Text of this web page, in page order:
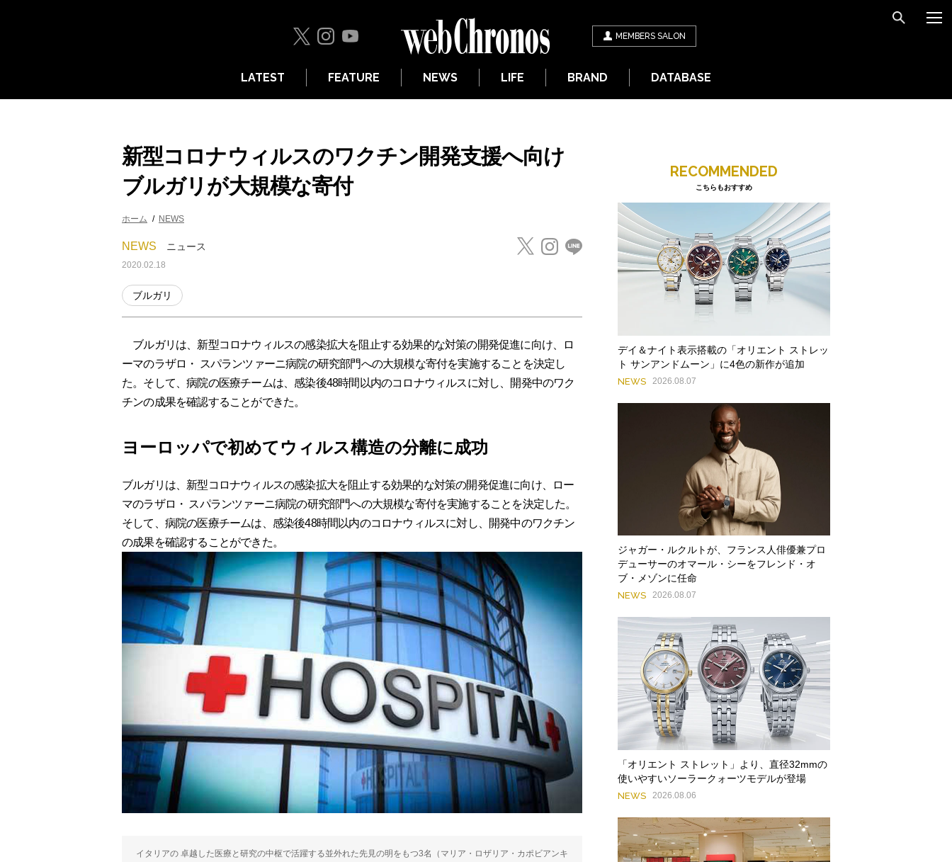
MEMBERS SALON
LATEST FEATURE NEWS LIFE BRAND DATABASE
新型コロナウィルスのワクチン開発支援へ向け
ブルガリが大規模な寄付
ホーム NEWS
NEWS ニュース
2020.02.18
ブルガリ
ブルガリは、新型コロナウィルスの感染拡大を阻止する効果的な対策の開発促進に向け、ロ
ーマのラザロ・ スパランツァーニ病院の研究部門への大規模な寄付を実施することを決定し
た。そして、病院の医療チームは、感染後48時間以内のコロナウィルスに対し、開発中のワク
チンの成果を確認することができた。
ヨーロッパで初めてウィルス構造の分離に成功
ブルガリは、新型コロナウィルスの感染拡大を阻止する効果的な対策の開発促進に向け、ロー
マのラザロ・ スパランツァーニ病院の研究部門への大規模な寄付を実施することを決定した。
そして、病院の医療チームは、感染後48時間以内のコロナウィルスに対し、開発中のワクチン
の成果を確認することができた。
イタリアの 卓越した医療と研究の中枢で活躍する並外れた先見の明をもつ3名（マリア・ロザリア・カポビアンキ
RECOMMENDED
こちらもおすすめ
デイ＆ナイト表示搭載の「オリエント ストレッ
ト サンアンドムーン」に4色の新作が追加
NEWS 2026.08.07
ジャガー・ルクルトが、フランス人俳優兼プロ
デューサーのオマール・シーをフレンド・オ
ブ・メゾンに任命
NEWS 2026.08.07
「オリエント ストレット」より、直径32mmの
使いやすいソーラークォーツモデルが登場
NEWS 2026.08.06